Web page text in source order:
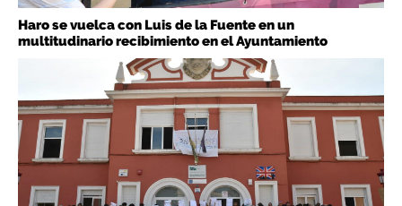
Haro se vuelca con Luis de la Fuente en un
multitudinario recibimiento en el Ayuntamiento